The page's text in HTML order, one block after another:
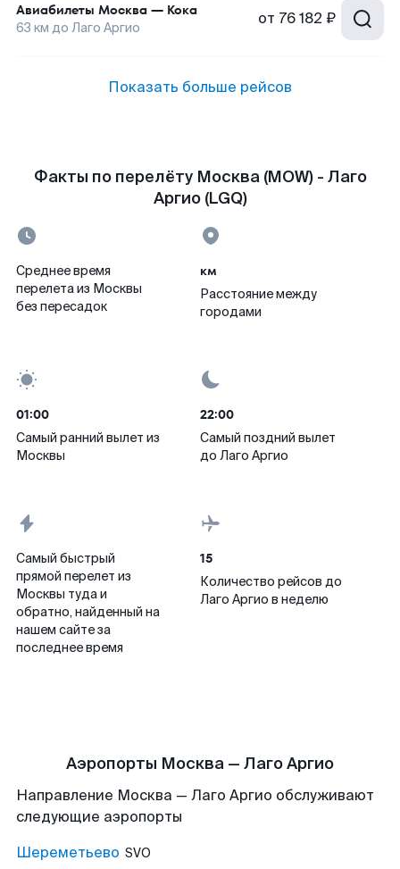
Авиабилеты Москва — Кока
63 км до Лаго Аргио от 76 182 ₽
Показать больше рейсов
Факты по перелёту Москва (MOW) - Лаго
Аргио (LGQ)
Среднее время
перелета из Москвы
без пересадок
км
Расстояние между
городами
01:00
Самый ранний вылет из
Москвы
22:00
Самый поздний вылет
до Лаго Аргио
Самый быстрый
прямой перелет из
Москвы туда и
обратно, найденный на
нашем сайте за
последнее время
15
Количество рейсов до
Лаго Аргио в неделю
Аэропорты Москва — Лаго Аргио
Направление Москва — Лаго Аргио обслуживают
следующие аэропорты
Шереметьево SVO